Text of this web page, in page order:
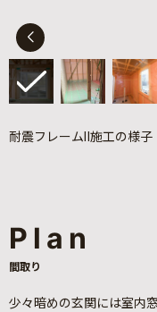
耐震フレームⅡ施工の様子
Plan
間取り
少々暗めの玄関には室内